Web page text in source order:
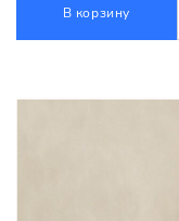
В корзину